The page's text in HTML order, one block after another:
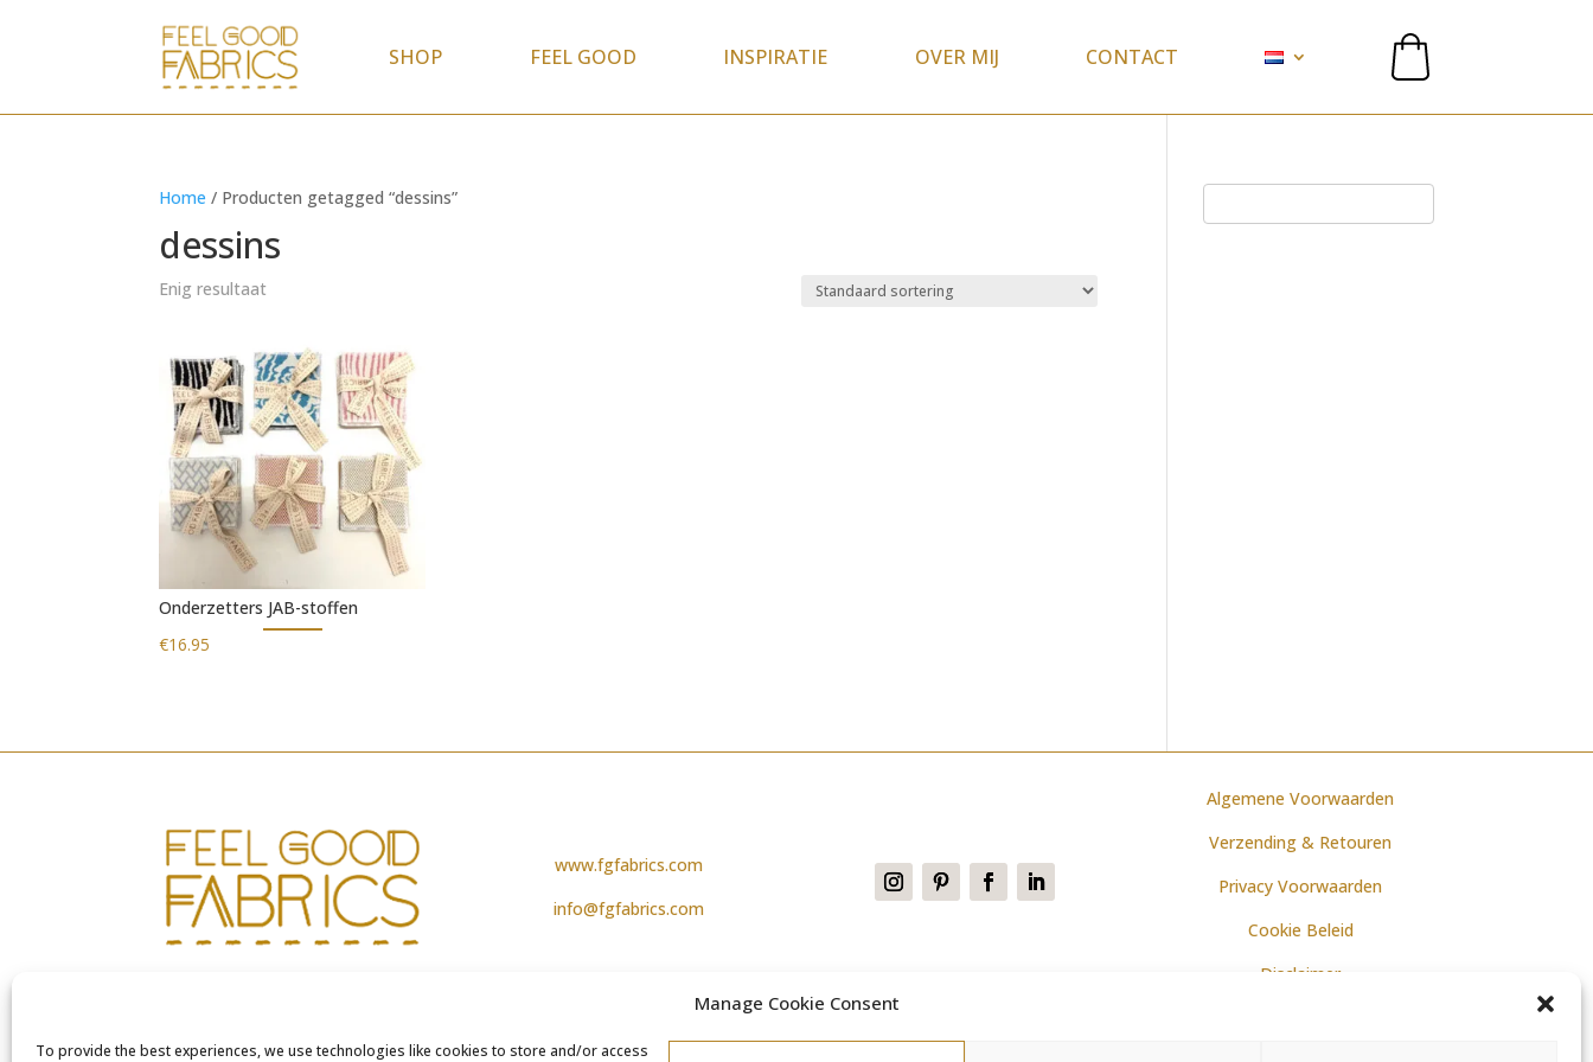
Manage Cookie Consent
To provide the best experiences, we use technologies like cookies to store and/or access
SHOP FEEL GOOD INSPIRATIE OVER MIJ CONTACT
Home / Producten getagged “dessins”
dessins
Enig resultaat
Onderzetters JAB-stoffen
€16.95
www.fgfabrics.com
info@fgfabrics.com
Algemene Voorwaarden
Verzending & Retouren
Privacy Voorwaarden
Cookie Beleid
Disclaimer